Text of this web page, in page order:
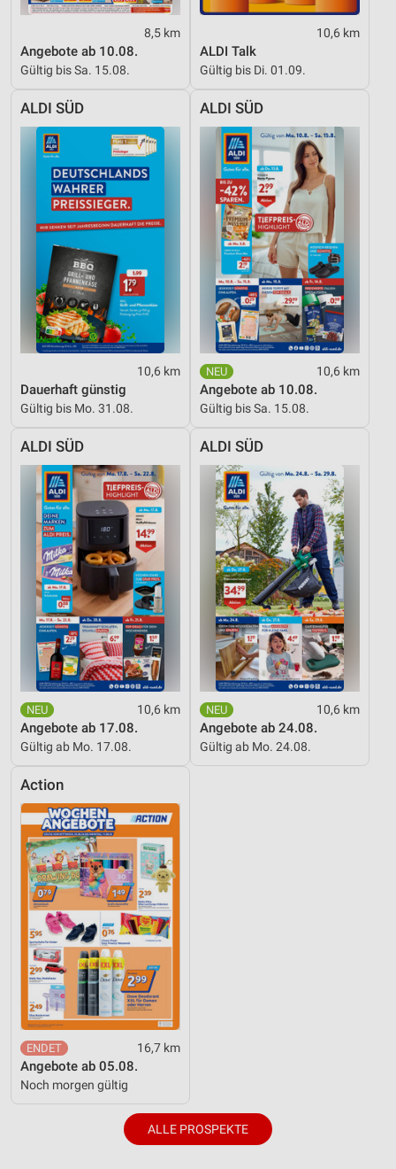
8,5 km
Angebote ab 10.08.
Gültig bis Sa. 15.08.
10,6 km
ALDI Talk
Gültig bis Di. 01.09.
ALDI SÜD
10,6 km
Dauerhaft günstig
Gültig bis Mo. 31.08.
ALDI SÜD
10,6 km
Angebote ab 10.08.
Gültig bis Sa. 15.08.
ALDI SÜD
10,6 km
Angebote ab 17.08.
Gültig ab Mo. 17.08.
ALDI SÜD
10,6 km
Angebote ab 24.08.
Gültig ab Mo. 24.08.
Action
16,7 km
Angebote ab 05.08.
Noch morgen gültig
ALLE PROSPEKTE